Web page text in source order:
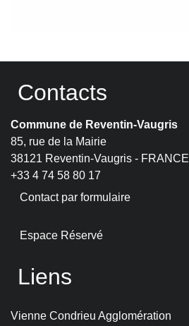
Contacts
Commune de Reventin-Vaugris
85, rue de la Mairie
38121 Reventin-Vaugris - FRANCE
+33 4 74 58 80 17
Contact par formulaire
Espace Réservé
Liens
Vienne Condrieu Agglomération